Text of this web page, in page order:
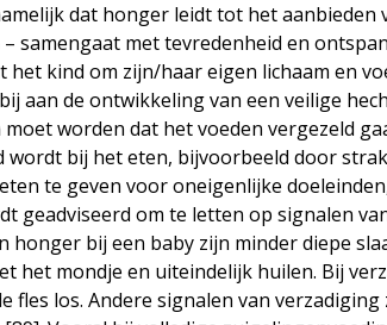
en behandelen
dat honger leidt tot het aanbieden
– samengaat met tevredenheid en
het kind om zijn/haar eigen lichaam en
aan de ontwikkeling van een veilige
worden dat het voeden vergezeld
wordt bij het eten, bijvoorbeeld door
te geven voor oneigenlijke
geadviseerd om te letten op signalen
honger bij een baby zijn minder diepe
het mondje en uiteindelijk huilen. Bij
fles los. Andere signalen van